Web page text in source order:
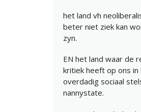
het land vh
beter niet ziek kan
zyn.
EN het land waar de
kritiek heeft op ons in
overdadig sociaal
nannystate.